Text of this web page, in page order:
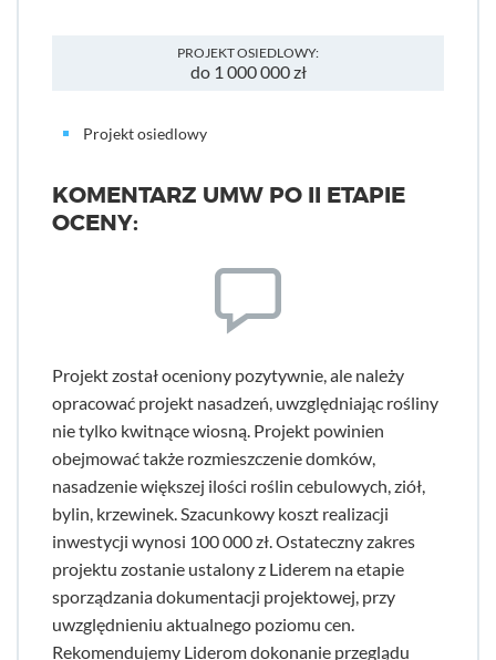
PROJEKT OSIEDLOWY:
do 1 000 000 zł
Projekt osiedlowy
KOMENTARZ UMW PO II ETAPIE
OCENY:
Projekt został oceniony pozytywnie, ale należy
opracować projekt nasadzeń, uwzględniając rośliny
nie tylko kwitnące wiosną. Projekt powinien
obejmować także rozmieszczenie domków,
nasadzenie większej ilości roślin cebulowych, ziół,
bylin, krzewinek. Szacunkowy koszt realizacji
inwestycji wynosi 100 000 zł. Ostateczny zakres
projektu zostanie ustalony z Liderem na etapie
sporządzania dokumentacji projektowej, przy
uwzględnieniu aktualnego poziomu cen.
Rekomendujemy Liderom dokonanie przeglądu